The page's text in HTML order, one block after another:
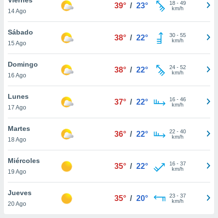
y
en
más
de
14 Ago
39° / 23° 18- 49
km/h
Sábado
15 Ago
38° / 22° 30- 55
km/h
Domingo
16 Ago
38° / 22° 24- 52
km/h
Lunes
17 Ago
37° / 22° 16- 46
km/h
Martes
18 Ago
36° / 22° 22- 40
km/h
Miércoles
19 Ago
35° / 22° 16- 37
km/h
Jueves
20 Ago
35° / 20° 23- 37
km/h